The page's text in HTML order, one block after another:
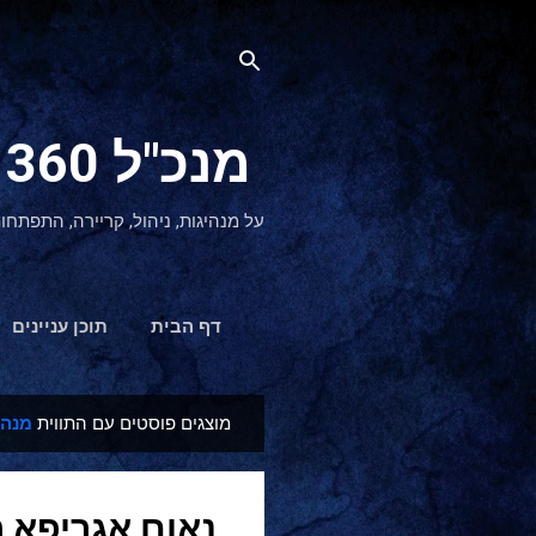
מנכ"ל 360 CEO - מנהיגות והתפתחות אישית
על מנהיגות, ניהול, קריירה,
דף הבית תוכן עניינים
ש
מוצגים פוסטים עם התווית